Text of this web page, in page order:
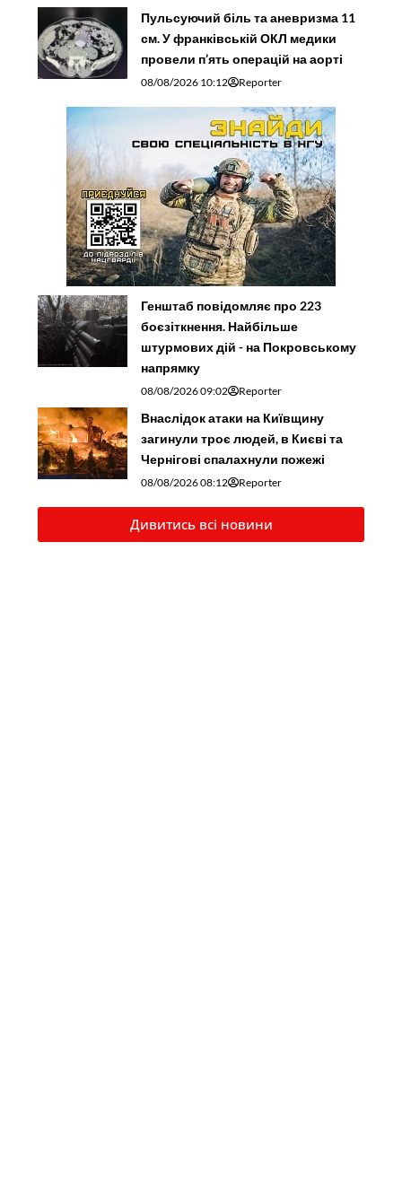
Пульсуючий біль та аневризма 11
см. У франківській ОКЛ медики
провели п’ять операцій на аорті
08/08/2026 10:12 Reporter
Генштаб повідомляє про 223
боєзіткнення. Найбільше
штурмових дій - на Покровському
напрямку
08/08/2026 09:02 Reporter
Внаслідок атаки на Київщину
загинули троє людей, в Києві та
Чернігові спалахнули пожежі
08/08/2026 08:12 Reporter
Дивитись всі новини